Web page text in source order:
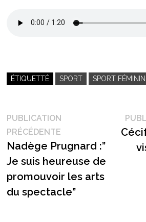
ÉTIQUETTÉ SPORT SPORT FÉMININ
Navigation
de
l’article
PUBLICATION
PRÉCÉDENTEPublication
précédente :
Nadège Prugnard :”
Je suis heureuse de
promouvoir les arts
du spectacle”